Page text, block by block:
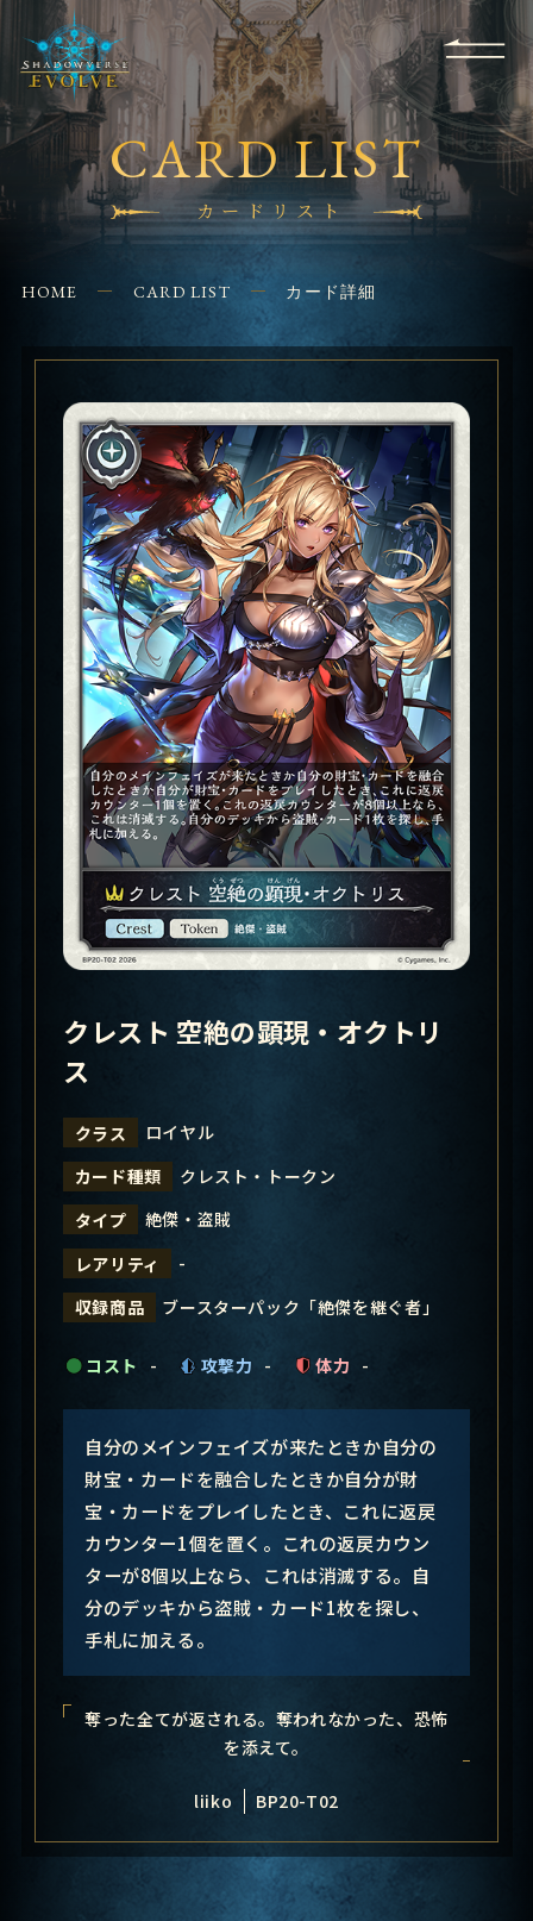
Q&A
EVENT SHOPS
FOR
BEGINNERS
APPLICATION
CONTACT
CARD LIST
カードリスト
HOME CARD LIST カード詳細
クレスト 空絶の顕現・オクトリ
ス
クラス
ロイヤル
カード種類
クレスト・トークン
タイプ
絶傑・盗賊
レアリティ
-
収録商品
ブースターパック「絶傑を継ぐ者」
コスト - 攻撃力 - 体力 -
自分のメインフェイズが来たときか自分の
財宝・カードを融合したときか自分が財
宝・カードをプレイしたとき、これに返戻
カウンター1個を置く。これの返戻カウン
ターが8個以上なら、これは消滅する。自
分のデッキから盗賊・カード1枚を探し、
手札に加える。
奪った全てが返される。奪われなかった、恐怖
を添えて。
liiko BP20-T02